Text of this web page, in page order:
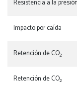
Resistencia a la
Impacto por caída
Retención de CO2
Retención de CO2